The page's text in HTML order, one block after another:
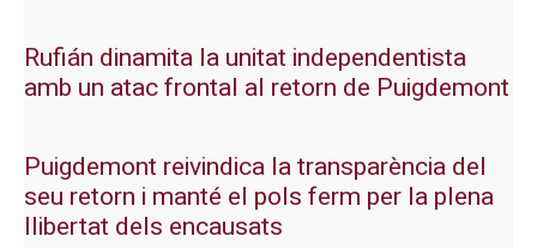
Rufián dinamita la unitat independentista
amb un atac frontal al retorn de Puigdemont
Puigdemont reivindica la transparència del
seu retorn i manté el pols ferm per la plena
llibertat dels encausats